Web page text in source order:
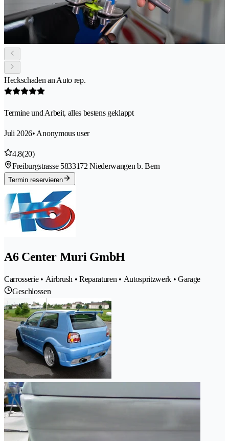
Heckschaden an Auto rep.
Termine und Arbeit, alles bestens geklappt
Juli 2026• Anonymous user
4.8(20)
Freiburgstrasse 5833172 Niederwangen b. Bern
Termin reservieren
A6 Center Muri GmbH
Carrosserie • Airbrush • Reparaturen • Autospritzwerk • Garage
Geschlossen